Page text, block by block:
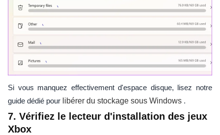
Si vous manquez effectivement d'espace disque, lisez notre
guide dédié pour libérer du stockage sous Windows .
7. Vérifiez le lecteur d'installation des jeux
Xbox